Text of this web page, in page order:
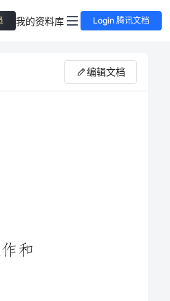
我的资料库 Login 腾讯文档
编辑文档